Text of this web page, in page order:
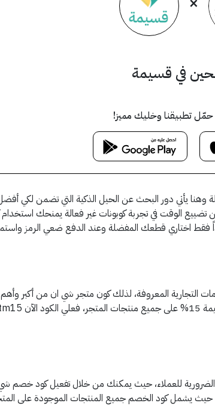
في قسيمة
حمّل تطبيقنا وخليك مميز!
يأتي دور البحث عن الحيل الذكية التي تضمن لكي
فقط اختاري قطعك المفضلة وعند الدفع ضعي الرمز
التجارية المعروفة، لذلك كون متجر شي ان من أكبر وأهم
يشمل كود الخصم جميع المنتجات الموجودة على